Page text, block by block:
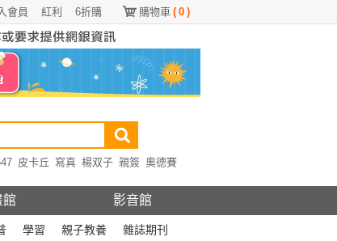
購物車 ( 0 )
6折購
紅利
會員
皮卡丘 寫真 楊双子 親簽 奧德賽
館 影音館
學習 親子教養 雜誌期刊